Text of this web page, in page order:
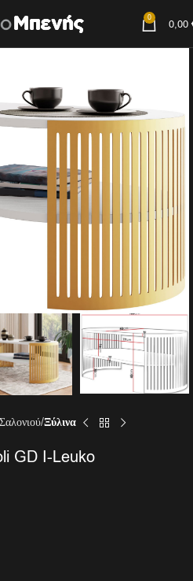
0 0,00
Ξύλινα
GD I-Leuko